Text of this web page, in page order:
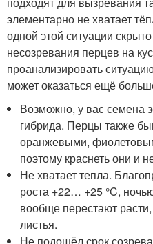
элементарно не хватает
одной этой ситуации
несозревания перцев на
проанализировать
может оказаться ещё
Возможно, у вас семена
гибрида. Перцы также
оранжевыми,
поэтому краснеть они и
Не хватает тепла.
роста +22… +25 °C,
вообще перестают
листья.
Не подошёл срок